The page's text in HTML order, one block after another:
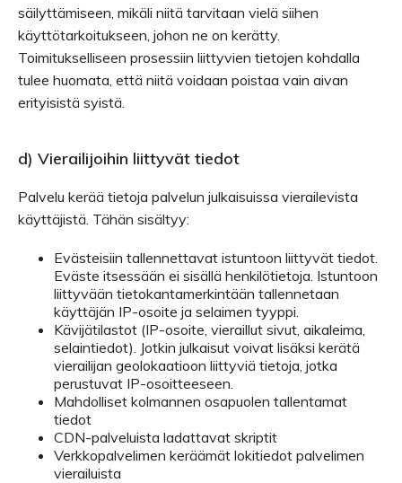
säilyttämiseen, mikäli niitä tarvitaan vielä siihen
käyttötarkoitukseen, johon ne on kerätty.
Toimitukselliseen prosessiin liittyvien tietojen kohdalla
tulee huomata, että niitä voidaan poistaa vain aivan
erityisistä syistä.
d) Vierailijoihin liittyvät tiedot
Palvelu kerää tietoja palvelun julkaisuissa vierailevista
käyttäjistä. Tähän sisältyy:
Evästeisiin tallennettavat istuntoon liittyvät tiedot.
Eväste itsessään ei sisällä henkilötietoja. Istuntoon
liittyvään tietokantamerkintään tallennetaan
käyttäjän IP-osoite ja selaimen tyyppi.
Kävijätilastot (IP-osoite, vieraillut sivut, aikaleima,
selaintiedot). Jotkin julkaisut voivat lisäksi kerätä
vierailijan geolokaatioon liittyviä tietoja, jotka
perustuvat IP-osoitteeseen.
Mahdolliset kolmannen osapuolen tallentamat
tiedot
CDN-palveluista ladattavat skriptit
Verkkopalvelimen keräämät lokitiedot palvelimen
vierailuista